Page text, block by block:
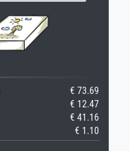
€ 73.69
€ 12.47
€ 41.16
€ 1.10